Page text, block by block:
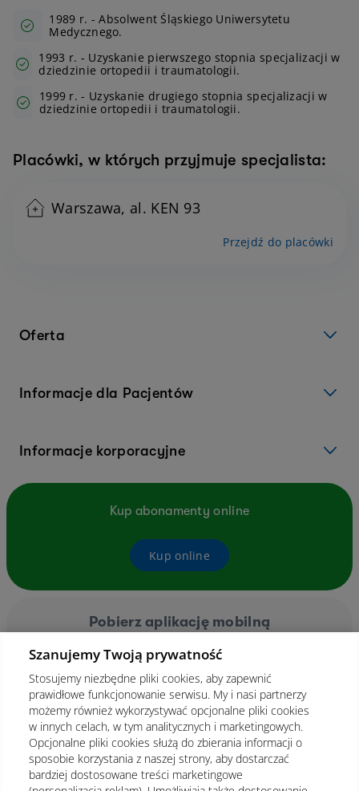
1989 r. - Absolwent Śląskiego Uniwersytetu
Medycznego.
1993 r. - Uzyskanie pierwszego stopnia specjalizacji w
dziedzinie ortopedii i traumatologii.
1999 r. - Uzyskanie drugiego stopnia specjalizacji w
dziedzinie ortopedii i traumatologii.
Placówki, w których przyjmuje specjalista:
Warszawa, al. KEN 93
Przejdź do placówki
Oferta
Informacje dla Pacjentów
Informacje korporacyjne
Kup abonamenty online
Kup online
Pobierz aplikację mobilną
Szanujemy Twoją prywatność
Stosujemy niezbędne pliki cookies, aby zapewnić
prawidłowe funkcjonowanie serwisu. My i nasi partnerzy
możemy również wykorzystywać opcjonalne pliki cookies
w innych celach, w tym analitycznych i marketingowych.
Opcjonalne pliki cookies służą do zbierania informacji o
sposobie korzystania z naszej strony, aby dostarczać
bardziej dostosowane treści marketingowe